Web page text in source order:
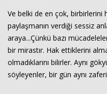
Ve belki de en çok, birbirlerini
paylaşmanın verdiği sessiz
araya...Çünkü bazı
bir mirastır. Hak ettiklerini
olmadıklarını bilirler. Aynı
söyleyenler, bir gün aynı